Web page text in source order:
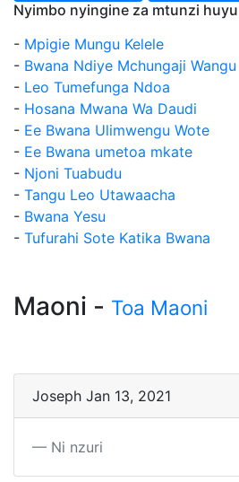
Nyimbo nyingine za mtunzi huyu
- Mpigie Mungu Kelele
- Bwana Ndiye Mchungaji Wangu
- Leo Tumefunga Ndoa
- Hosana Mwana Wa Daudi
- Ee Bwana Ulimwengu Wote
- Ee Bwana umetoa mkate
- Njoni Tuabudu
- Tangu Leo Utawaacha
- Bwana Yesu
- Tufurahi Sote Katika Bwana
Maoni - Toa Maoni
Joseph Jan 13, 2021
Ni nzuri